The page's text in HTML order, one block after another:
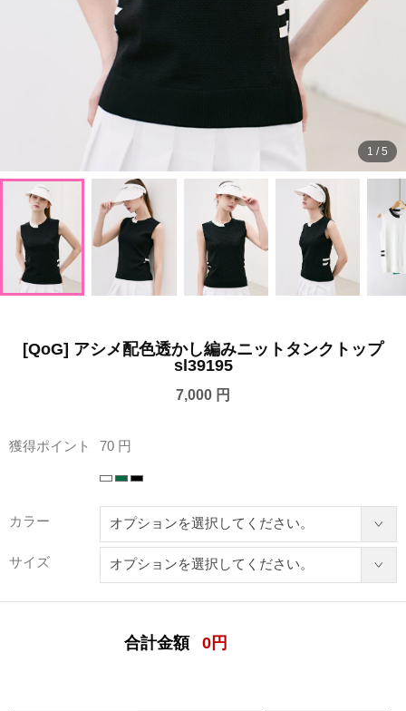
1 /5
[QoG] アシメ配色透かし編みニットタンクトップ
sl39195
7,000 円
獲得ポイント 70 円
カラー
サイズ
合計金額 0 円